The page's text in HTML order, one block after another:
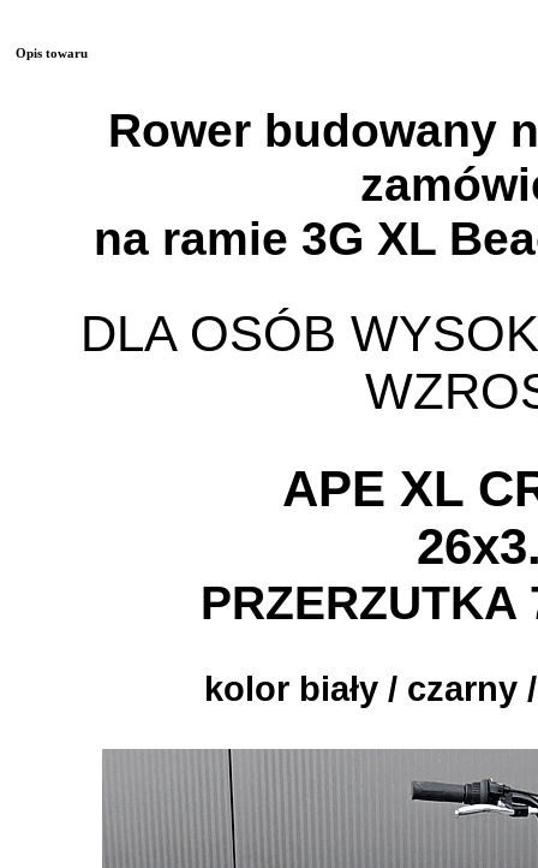
Opis towaru
Rower budowany
na ramie 3G XL
DLA OSÓB
APE XL
PRZERZUTKA
kolor biały / czarny